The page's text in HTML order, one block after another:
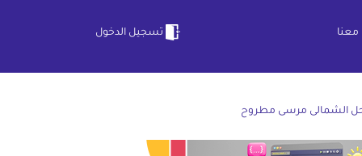
تسجيل الدخول